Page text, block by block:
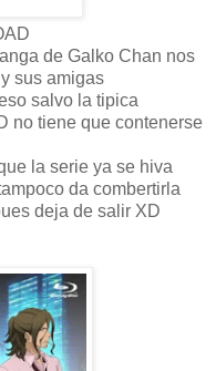
de Galko Chan nos
sus amigas
salvo la tipica
no tiene que contenerse
la serie ya se hiva
da combertirla
deja de salir XD